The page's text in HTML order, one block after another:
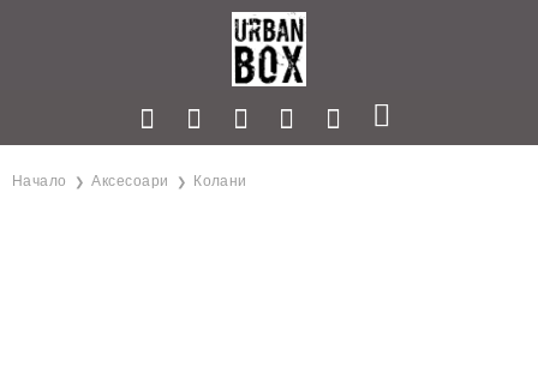
Начало Аксесоари Колани